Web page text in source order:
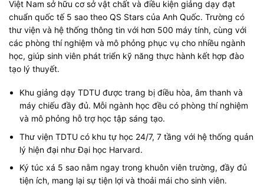
Việt Nam sở hữu cơ sở vật chất và điều kiện giảng dạy đạt
chuẩn quốc tế 5 sao theo QS Stars của Anh Quốc. Trường có
thư viện và hệ thống thông tin với hơn 500 máy tính, cùng với
các phòng thí nghiệm và mô phỏng phục vụ cho nhiều ngành
học, giúp sinh viên phát triển kỹ năng thực hành kết hợp đào
tạo lý thuyết.
Khu giảng dạy TDTU được trang bị điều hòa, âm thanh và
máy chiếu đầy đủ. Mỗi ngành học đều có phòng thí nghiệm
và mô phỏng hỗ trợ học tập sáng tạo.
Thư viện TDTU có khu tự học 24/7, 7 tầng với hệ thống quản
lý hiện đại như Đại học Harvard.
Ký túc xá 5 sao nằm ngay trong khuôn viên trường, đầy đủ
tiện ích, mang lại sự tiện lợi và thoải mái cho sinh viên.